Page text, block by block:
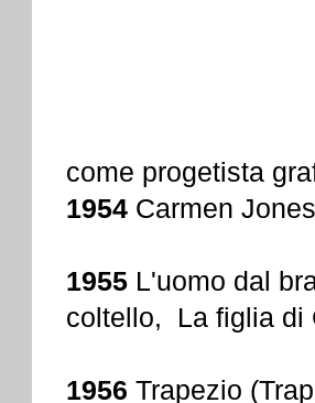
come progetista
1954 Carmen Jones
1955 L'uomo dal
coltello, La figlia di
1956 Trapezio